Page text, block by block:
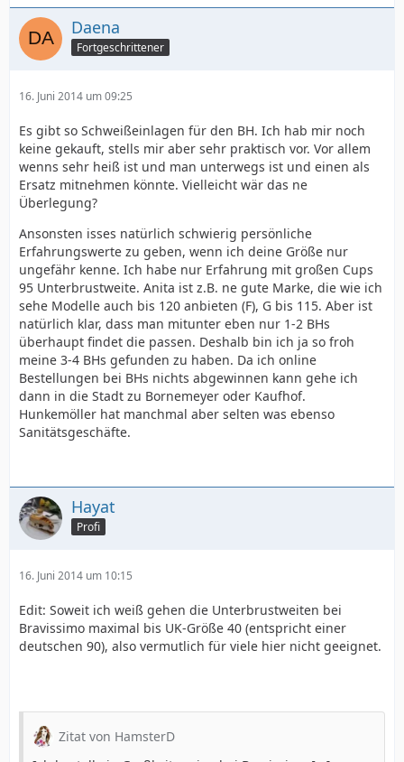
Daena
Fortgeschrittener
16. Juni 2014 um 09:25
Es gibt so Schweißeinlagen für den BH. Ich hab mir noch
keine gekauft, stells mir aber sehr praktisch vor. Vor allem
wenns sehr heiß ist und man unterwegs ist und einen als
Ersatz mitnehmen könnte. Vielleicht wär das ne
Überlegung?
Ansonsten isses natürlich schwierig persönliche
Erfahrungswerte zu geben, wenn ich deine Größe nur
ungefähr kenne. Ich habe nur Erfahrung mit großen Cups
95 Unterbrustweite. Anita ist z.B. ne gute Marke, die wie ich
sehe Modelle auch bis 120 anbieten (F), G bis 115. Aber ist
natürlich klar, dass man mitunter eben nur 1-2 BHs
überhaupt findet die passen. Deshalb bin ich ja so froh
meine 3-4 BHs gefunden zu haben. Da ich online
Bestellungen bei BHs nichts abgewinnen kann gehe ich
dann in die Stadt zu Bornemeyer oder Kaufhof.
Hunkemöller hat manchmal aber selten was ebenso
Sanitätsgeschäfte.
Hayat
Profi
16. Juni 2014 um 10:15
Edit: Soweit ich weiß gehen die Unterbrustweiten bei
Bravissimo maximal bis UK-Größe 40 (entspricht einer
deutschen 90), also vermutlich für viele hier nicht geeignet.
Zitat von HamsterD